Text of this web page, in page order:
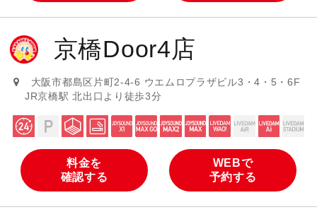
京橋Door4店
大阪市都島区片町2-4-6 ウエムロプラザビル3・4・5・6F
JR京橋駅 北出口より徒歩3分
料金を
確認する
WEBで
予約する